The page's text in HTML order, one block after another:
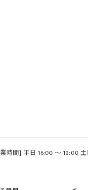
時間] 平日 16:00 〜 19:00